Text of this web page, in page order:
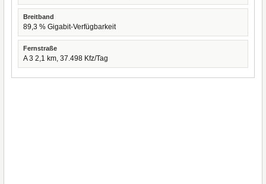
Breitband
89,3 % Gigabit-Verfügbarkeit
Fernstraße
A 3 2,1 km, 37.498 Kfz/Tag